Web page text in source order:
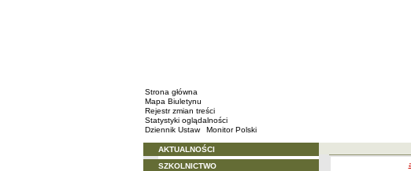
Strona główna
Mapa Biuletynu
Rejestr zmian treści
Statystyki oglądalności
Dziennik Ustaw
Monitor Polski
Menu
AKTUALNOŚCI
SZKOLNICTWO